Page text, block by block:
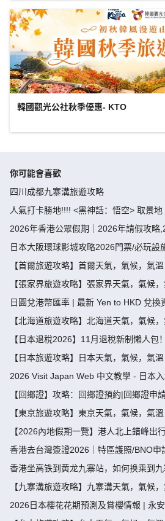
韓國觀光公社秋季優惠- KTO
你可能會喜歡
四川成都九寨溝旅遊攻略
人氣打卡勝地!!!! <黑神話：悟空> 取景地
2026年香港公眾假期｜2026年請假攻略
假攻略請4放9-public holiday 2026
日本大阪環球影城攻略2026門票/必玩設
【首爾旅遊攻略】首爾天氣，氣候，氣溫
【張家界旅遊攻略】張家界天氣，氣候
日圓兌港幣匯率 | 最新 Yen to HKD 兌換
【北海道旅遊攻略】北海道天氣，氣候
【日本退稅2026】11月退稅新制懶人包
袋及限額全攻略 - 永安旅遊
【日本旅遊攻略】日本天氣，氣候，氣溫
2026 Visit Japan Web 中文教學 - 日本
【回鄉證】攻略：回鄉證預約|回鄉證申
【東京旅遊攻略】東京天氣，氣候，氣溫
【2026內地假期一覽】港人北上錯峰出
節，端午節假期攻略）
香港去台灣簽證2026｜特區護照/BNO申
香港坐高铁到黄龙九寨站，如何换乘到
【九寨溝旅遊攻略】九寨溝天氣，氣候
2026日本櫻花花期預測及賞櫻情報 | 永
間、地點推薦